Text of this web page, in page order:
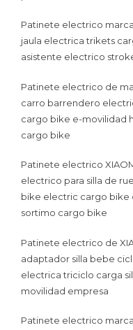
Patinete electrico
jaula electrica trikets
asistente electrico
Patinete electrico de
carro barrendero
cargo bike e-movilidad
cargo bike
Patinete electrico
electrico para silla de
bike electric cargo bike
sortimo cargo bike
Patinete electrico de
adaptador silla bebe
electrica triciclo carga
movilidad empresa
Patinete electrico